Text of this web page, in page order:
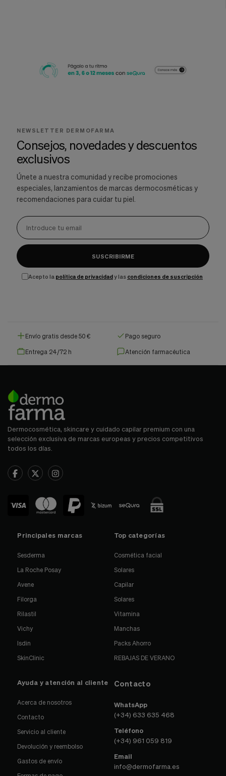
NEWSLETTER DERMOFARMA
Consejos, novedades y descuentos
exclusivos
Únete a nuestra comunidad y recibe promociones
especiales, lanzamientos de marcas dermocosméticas y
recomendaciones para cuidar tu piel.
SUSCRIBIRME
Acepto la política de privacidady las condiciones de suscripción
Envío gratis desde 50 € Pago seguro
Entrega 24/72 h Atención farmacéutica
Dermocosmética, skincare y cuidado capilar premium con una
selección exclusiva de marcas europeas y precios competitivos
todos los días.
Principales marcas
Sesderma
La Roche Posay
Avene
Filorga
Rilastil
Vichy
Isdin
SkinClinic
Top categorías
Cosmética facial
Solares
Capilar
Solares
Vitamina
Manchas
Packs Ahorro
REBAJAS DE VERANO
Ayuda y atención al cliente
Acerca de nosotros
Contacto
Servicio al cliente
Devolución y reembolso
Gastos de envío
Contacto
WhatsApp
(+34) 633 635 468
Teléfono
(+34) 961 059 819
Email
info@dermofarma.es